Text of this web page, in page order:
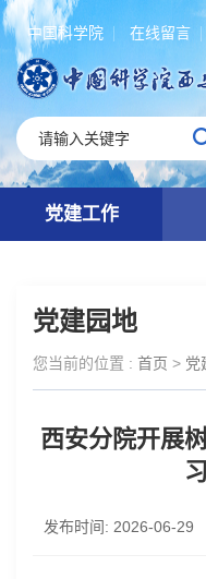
中国科学院 在线留言
党建工作
党建园地
您当前的位置 : 首页 > 党
西安分院开展
发布时间: 2026-06-29